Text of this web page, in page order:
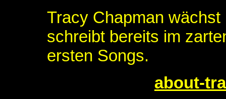
Tracy Chapman
schreibt bereits im
ersten Songs.
about-